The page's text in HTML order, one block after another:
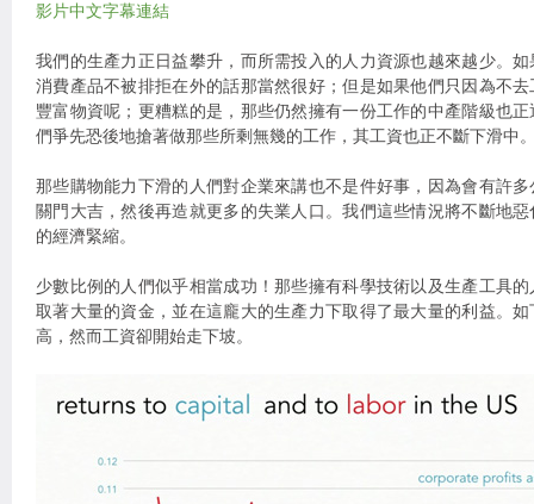
影片中文字幕連結
我們的生產力正日益攀升，而所需投入的人力資源也越來越少。
消費產品不被排拒在外的話那當然很好；但是如果他們只因為不
豐富物資呢；更糟糕的是，那些仍然擁有一份工作的中產階級也
們爭先恐後地搶著做那些所剩無幾的工作，其工資也正不斷下滑中
那些購物能力下滑的人們對企業來講也不是件好事，因為會有許
關門大吉，然後再造就更多的失業人口。我們這些情況將不斷地
的經濟緊縮。
少數比例的人們似乎相當成功！那些擁有科學技術以及生產工具
取著大量的資金，並在這龐大的生產力下取得了最大量的利益。
高，然而工資卻開始走下坡。